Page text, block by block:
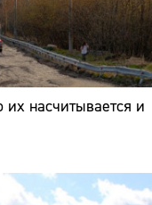
насчитывается и